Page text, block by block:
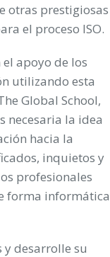
otras prestigiosas
el proceso ISO.
apoyo de los
utilizando esta
Global School,
necesaria la idea
hacia la
inquietos y
profesionales
forma informática
y desarrolle su